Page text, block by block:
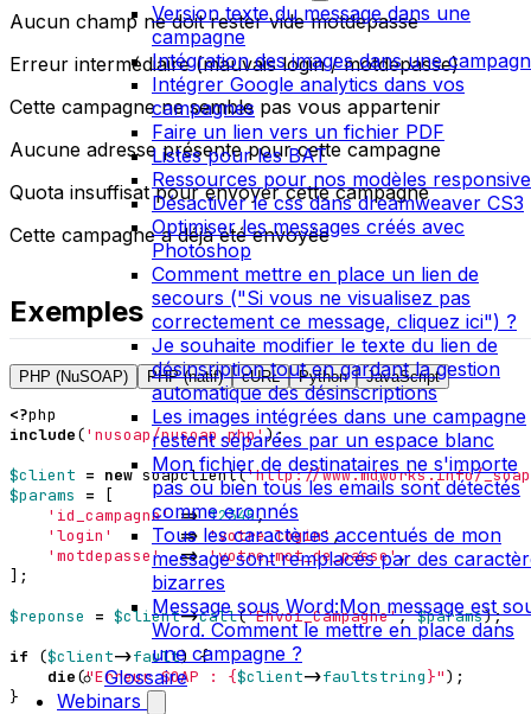
Version texte du message dans une
campagne
Intégration des images dans une
Intégrer Google analytics dans vos
campagnes
Faire un lien vers un fichier PDF
Listes pour les BAT
Ressources pour nos modèles
Désactiver le css dans dreamweaver CS3
Optimiser les messages créés avec
Photoshop
Comment mettre en place un lien de
secours ("Si vous ne visualisez pas
correctement ce message, cliquez ici") ?
Je souhaite modifier le texte du lien de
désinsription tout en gardant la gestion
automatique des désinscriptions
Les images intégrées dans une campagne
restent séparées par un espace blanc
Mon fichier de destinataires ne s'importe
pas ou bien tous les emails sont détectés
comme eronnés
Tous les caractères accentués de mon
message sont remplacés par des
bizarres
Message sous Word:Mon message est
Word. Comment le mettre en place dans
une campagne ?
Glossaire
Webinars
Aucun champ ne doit rester vide motdepasse
Erreur intermédiaire (mauvais login / motdepasse)
Cette campagne ne semble pas vous appartenir
Aucune adresse présente pour cette campagne
Quota insuffisat pour envoyer cette campagne
Cette campagne a déjà été envoyée
Exemples
PHP (NuSOAP) PHP (natif) cURL Python JavaScript
<?php
include('nusoap/nusoap.php');
$client = new soapclient('http://www.mdworks.info/
$params
=
[
'id_campagne' => 12345,
'login'
=> 'votre_login' ,
'motdepasse'
=> 'votre_mot_de_passe',
];
$reponse
= $client->call('Envoi_Campagne', $params);
if
($client->fault)
{
die("Erreur SOAP : {$client->faultstring}");
}